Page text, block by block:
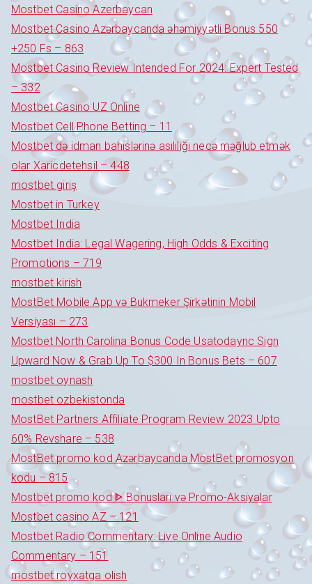
Mostbet Casino Azerbaycan
Mostbet Casino Azərbaycanda əhəmiyyətli Bonus 550
+250 Fs – 863
Mostbet Casino Review Intended For 2024: Expert Tested
– 332
Mostbet Casino UZ Online
Mostbet Cell Phone Betting – 11
Mostbet də idman bahislərinə asılılığı necə məğlub etmək
olar Xaricdetehsil – 448
mostbet giriş
Mostbet in Turkey
Mostbet India
Mostbet India: Legal Wagering, High Odds & Exciting
Promotions – 719
mostbet kirish
MostBet Mobile App və Bukmeker Şirkətinin Mobil
Versiyası – 273
Mostbet North Carolina Bonus Code Usatodaync Sign
Upward Now & Grab Up To $300 In Bonus Bets – 607
mostbet oynash
mostbet ozbekistonda
MostBet Partners Affiliate Program Review 2023 Upto
60% Revshare – 538
MostBet promo kod Azərbaycanda MostBet promosyon
kodu – 815
Mostbet promo kod ᐈ Bonusları və Promo-Aksiyalar
Mostbet casino AZ – 121
Mostbet Radio Commentary: Live Online Audio
Commentary – 151
mostbet royxatga olish